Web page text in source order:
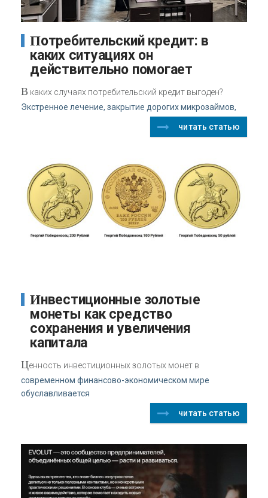
Потребительский кредит: в
каких ситуациях он
действительно помогает
В каких случаях потребительский кредит выгоден?
Экстренное лечение, закрытие дорогих микрозаймов,
читать статью
Инвестиционные золотые
монеты как средство
сохранения и увеличения
капитала
Ценность инвестиционных золотых монет в
современном финансово-экономическом мире
обуславливается
читать статью